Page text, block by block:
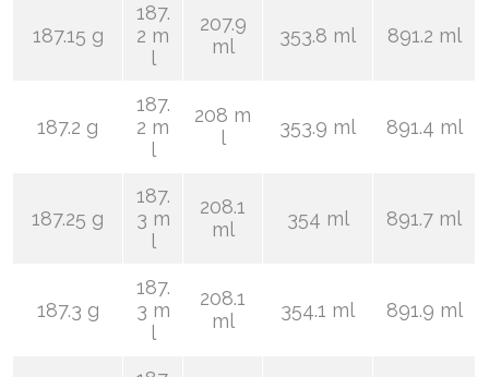
187.15 g
187.
2 m
l
207.9
ml
353.8 ml 891.2 ml
187.2 g
187.
2 m
l
208 m
l
353.9 ml 891.4 ml
187.25 g
187.
3 m
l
208.1
ml
354 ml 891.7 ml
187.3 g
187.
3 m
l
208.1
ml
354.1 ml 891.9 ml